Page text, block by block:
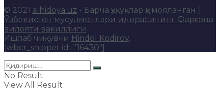
© 2021 alhidoya.uz - Барча ҳуқуқлар ҳимояланган |
Ўзбекистон мусулмонлари идорасининг Фарғона
вилояти вакиллиги.
Ишлаб чиқувчи Hindol Kodirov.
[wbcr_snippet id="16430"]
No Result
View All Result